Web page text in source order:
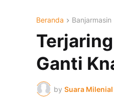
Beranda Banjarmasin
Ganti
by Suara Milenial